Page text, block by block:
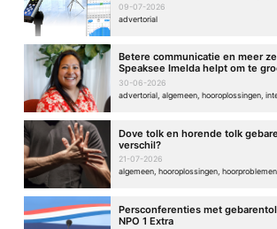
09-07-2026
advertorial
Betere communicatie en meer
Speaksee Imelda helpt om te
30-06-2026
advertorial, algemeen, hooroplossingen,
Dove tolk en horende tolk
verschil?
21-07-2026
Persconferenties met
NPO 1 Extra